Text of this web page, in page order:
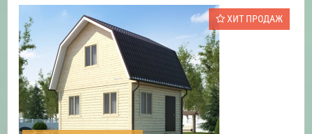
ХИТ ПРОДАЖ